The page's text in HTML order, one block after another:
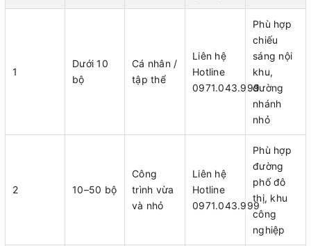
1
Dưới 10
bộ
Cá nhân /
tập thể
Liên hệ
Hotline
0971.043.999
Phù hợp
chiếu
sáng nội
khu,
đường
nhánh
nhỏ
2 10–50 bộ
Công
trình vừa
và nhỏ
Liên hệ
Hotline
0971.043.999
Phù hợp
đường
phố đô
thị, khu
công
nghiệp